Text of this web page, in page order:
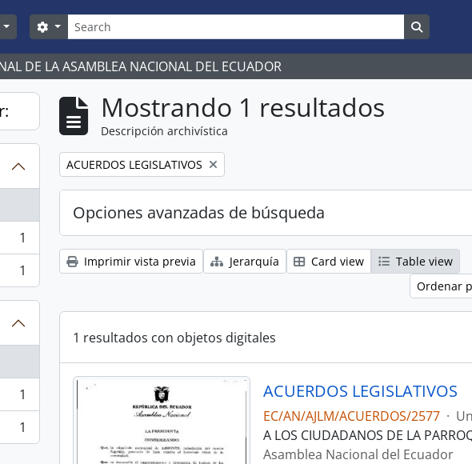
Búsqueda
Search options
DE LA ASAMBLEA NACIONAL DEL ECUADOR
1
1
1
1
Mostrando 1 resultados
Descripción archivística
Remove filter:
ACUERDOS LEGISLATIVOS
Opciones avanzadas de búsqueda
Imprimir vista previa Jerarquía Card view
Table view
Ordenar
1 resultados con objetos digitales
ACUERDOS LEGISLATIVOS
EC/AN/AJLM/ACUERDOS/2577 ·
A LOS CIUDADANOS DE LA
Asamblea Nacional del Ecuador